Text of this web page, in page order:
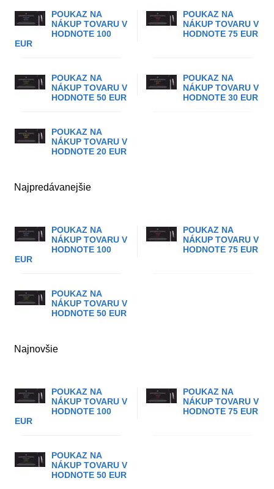
POUKAZ NA
NÁKUP TOVARU V
HODNOTE 100
EUR
POUKAZ NA
NÁKUP TOVARU V
HODNOTE 75 EUR
POUKAZ NA
NÁKUP TOVARU V
HODNOTE 50 EUR
POUKAZ NA
NÁKUP TOVARU V
HODNOTE 30 EUR
POUKAZ NA
NÁKUP TOVARU V
HODNOTE 20 EUR
Najpredávanejšie
POUKAZ NA
NÁKUP TOVARU V
HODNOTE 100
EUR
POUKAZ NA
NÁKUP TOVARU V
HODNOTE 75 EUR
POUKAZ NA
NÁKUP TOVARU V
HODNOTE 50 EUR
Najnovšie
POUKAZ NA
NÁKUP TOVARU V
HODNOTE 100
EUR
POUKAZ NA
NÁKUP TOVARU V
HODNOTE 75 EUR
POUKAZ NA
NÁKUP TOVARU V
HODNOTE 50 EUR